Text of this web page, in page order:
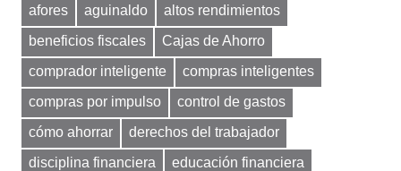
afores aguinaldo
altos rendimientos
beneficios fiscales
Cajas de Ahorro
comprador inteligente
compras inteligentes
compras por impulso
control de gastos
cómo ahorrar
derechos del trabajador
disciplina financiera
educación financiera